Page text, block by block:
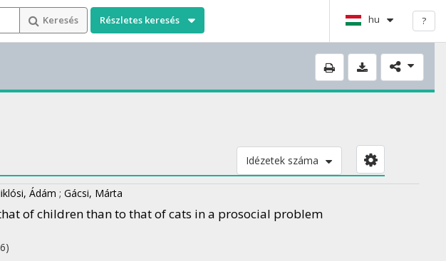
Keresés Részletes keresés hu ?
Idézetek száma
Ádám ; Gácsi, Márta
of children than to that of cats in a prosocial problem